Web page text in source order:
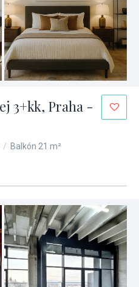
3+kk, Praha -
/ Balkón 21 m²